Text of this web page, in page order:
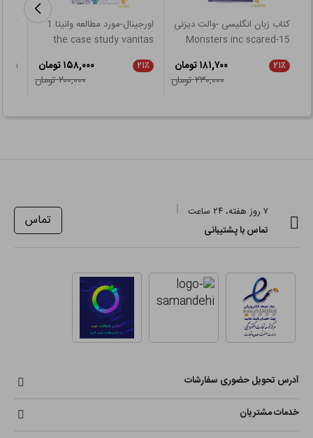
کتاب زبان انگلیسی -والت دیزنی
15-Monsters inc scared
۲۱٪
۱۸۱,۷۰۰ تومان
۲۳۰,۰۰۰ تومان
اورجینال-مورد مطالعه وانیتا 1
the case study vanitas
۲۱٪
۱۵۸,۰۰۰ تومان
۲۰۰,۰۰۰ تومان
۷ روز هفته، ۲۴ ساعت
تماس با پشتیبانی
تماس
آدرس تحویل حضوری سفارشات
خدمات مشتریان